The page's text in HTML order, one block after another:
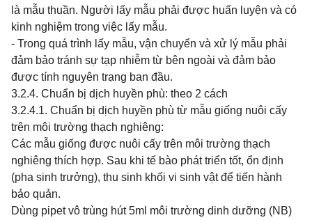
là mẫu thuần. Người lấy mẫu phải được huấn luyện và có
kinh nghiệm trong việc lấy mẫu.
- Trong quá trình lấy mẫu, vận chuyển và xử lý mẫu phải
đảm bảo tránh sự tạp nhiễm từ bên ngoài và đảm bảo
được tính nguyên trạng ban đầu.
3.2.4. Chuẩn bị dịch huyền phù: theo 2 cách
3.2.4.1. Chuẩn bị dịch huyền phù từ mẫu giống nuôi cấy
trên môi trường thạch nghiêng:
Các mẫu giống được nuôi cấy trên môi trường thạch
nghiêng thích hợp. Sau khi tế bào phát triển tốt, ổn định
(pha sinh trưởng), thu sinh khối vi sinh vật để tiến hành
bảo quản.
Dùng pipet vô trùng hút 5ml môi trường dinh dưỡng (NB)